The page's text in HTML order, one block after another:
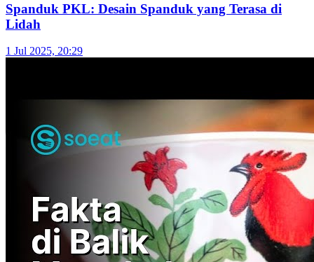
Spanduk PKL: Desain Spanduk yang Terasa di
Lidah
1 Jul 2025, 20:29